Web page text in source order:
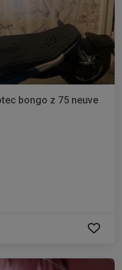
bongo z 75 neuve